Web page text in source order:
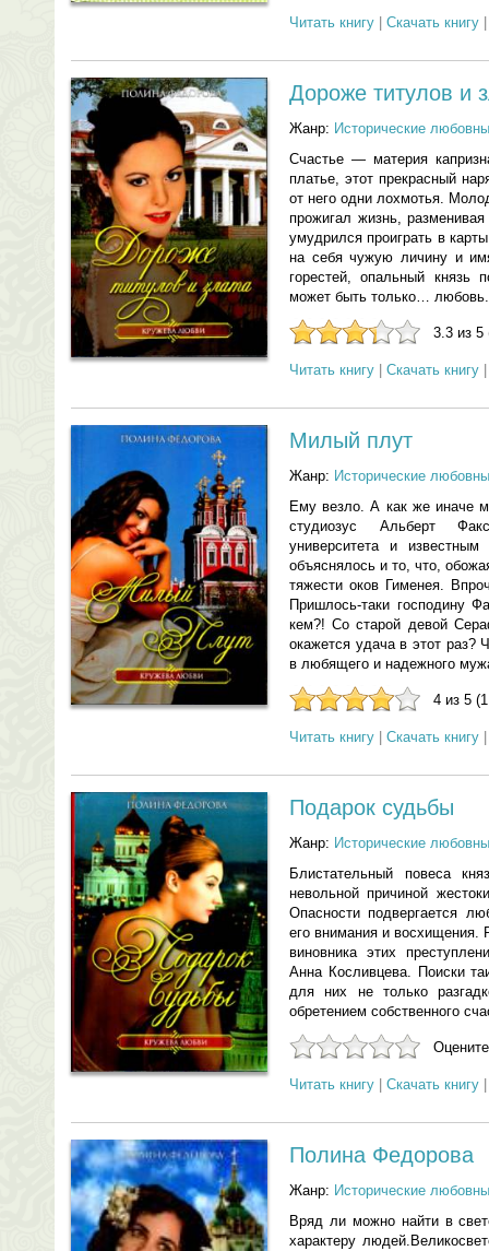
Читать книгу Скачать книгу
Дороже титулов и
Жанр: Исторические
Счастье — материя
платье, этот прекрасный
от него одни лохмотья.
прожигал жизнь,
умудрился проиграть в
на себя чужую личину и
горестей, опальный
может быть только… любовь.
3.3 из 5
Читать книгу Скачать книгу
Милый плут
Жанр: Исторические
Ему везло. А как же иначе
студиозус Альберт
университета и
объяснялось и то, что,
тяжести оков Гименея.
Пришлось-таки господину
кем?! Со старой девой
окажется удача в этот раз?
в любящего и надежного
4 из 5
Читать книгу Скачать книгу
Подарок судьбы
Жанр: Исторические
Блистательный повеса
невольной причиной
Опасности подвергается
его внимания и восхищения.
виновника этих
Анна Косливцева. Поиски
для них не только
обретением собственного
Читать книгу Скачать книгу
Полина Федорова
Жанр: Исторические
Вряд ли можно найти в
характеру